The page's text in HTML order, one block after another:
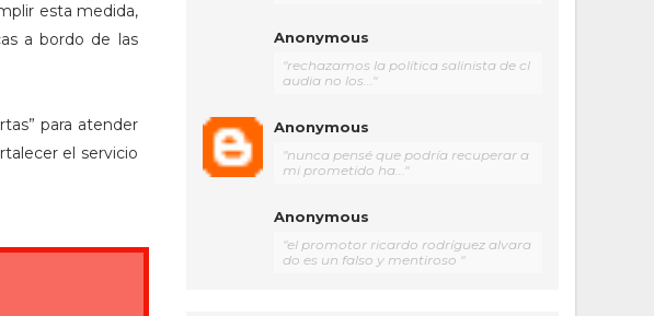
esta medida,
a bordo de las
para atender
el servicio
Anonymous
"rechazamos la política salinista de cl
audia no los..."
Anonymous
"nunca pensé que podría recuperar a
mi prometido ha..."
Anonymous
"el promotor ricardo rodríguez alvara
do es un falso y mentiroso "